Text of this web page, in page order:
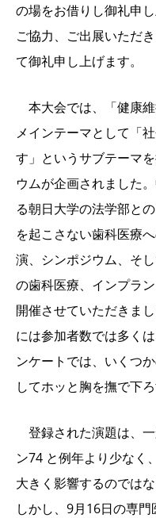
の場をお借りし御礼申
ご協力、ご出展いただ
て御礼申し上げます。
本大会では、「健康
メインテーマとして「
す」というサブテーマ
ウムが企画されました
る朝日大学の法学部と
を起こさない歯科医療
演、シンポジウム、そ
の歯科医療、インプラ
開催させていただきま
には参加者数では多く
ンケートでは、いくつ
してホッと胸を撫で下
登録された演題は、
ン74 と例年より少なく
大きく影響するのでは
しかし、9月16日の専